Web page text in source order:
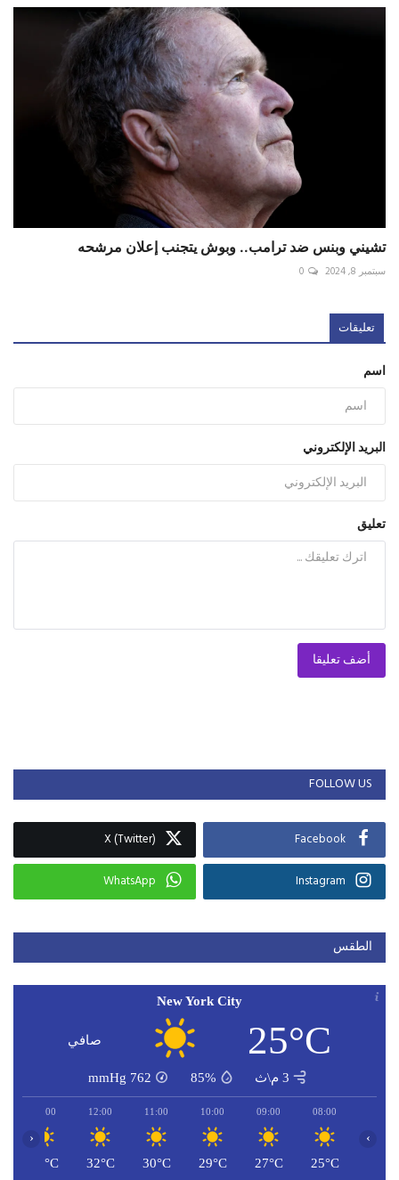
تشيني وبنس ضد ترامب.. وبوش يتجنب إعلان مرشحه
سبتمبر 8, 2024 0
تعليقات
اسم
البريد الإلكتروني
تعليق
أضف تعليقا
FOLLOW US
Facebook
X (Twitter)
Instagram
WhatsApp
الطقس
New York City
25°C صافي
3 م\ث 85%
762
mmHg
08:00
25°C
09:00
27°C
10:00
29°C
11:00
30°C
12:00
32°C
13:00
32°C
‹ ›